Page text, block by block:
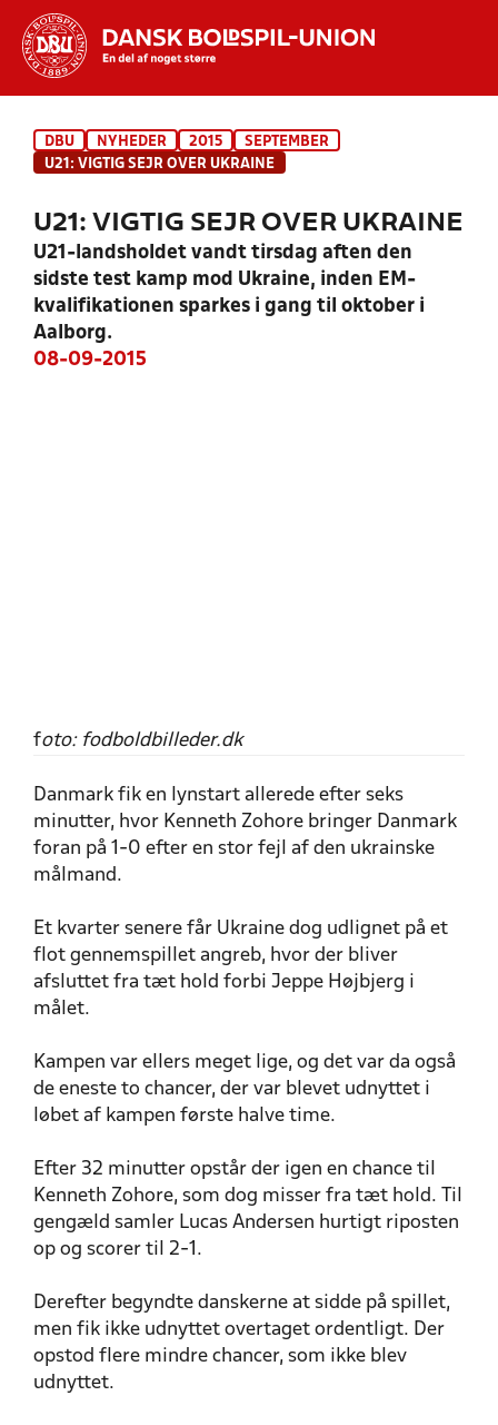
INDHOLD OG NYHEDER
HOLD
DBU NYHEDER 2015
SEPTEMBER
U21: VIGTIG SEJR OVER UKRAINE
U21: VIGTIG SEJR OVER UKRAINE
U21-landsholdet vandt tirsdag aften den
sidste test kamp mod Ukraine, inden EM-
kvalifikationen sparkes i gang til oktober i
Aalborg.
08-09-2015
foto: fodboldbilleder.dk
Danmark fik en lynstart allerede efter seks
minutter, hvor Kenneth Zohore bringer Danmark
foran på 1-0 efter en stor fejl af den ukrainske
målmand.
Et kvarter senere får Ukraine dog udlignet på et
flot gennemspillet angreb, hvor der bliver
afsluttet fra tæt hold forbi Jeppe Højbjerg i
målet.
Kampen var ellers meget lige, og det var da også
de eneste to chancer, der var blevet udnyttet i
løbet af kampen første halve time.
Efter 32 minutter opstår der igen en chance til
Kenneth Zohore, som dog misser fra tæt hold. Til
gengæld samler Lucas Andersen hurtigt riposten
op og scorer til 2-1.
Derefter begyndte danskerne at sidde på spillet,
men fik ikke udnyttet overtaget ordentligt. Der
opstod flere mindre chancer, som ikke blev
udnyttet.